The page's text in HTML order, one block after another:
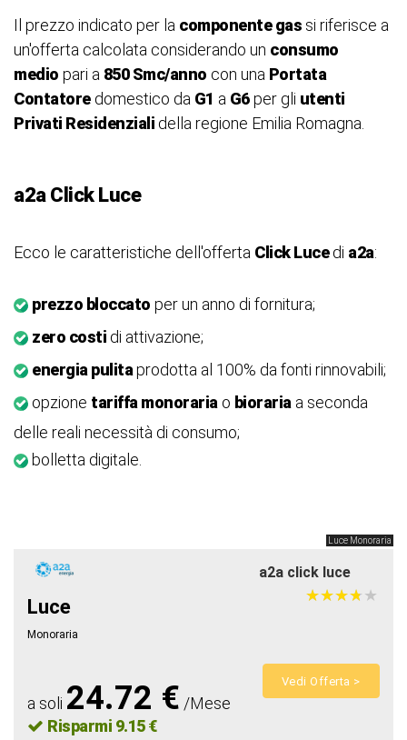
Il prezzo indicato per la componente gas si riferisce a
un'offerta calcolata considerando un consumo
medio pari a 850 Smc/anno con una Portata
Contatoredomestico da G1 a G6per gli utenti
Privati Residenziali della regione Emilia Romagna.
a2a Click Luce
Ecco le caratteristiche dell'offerta Click Lucedi a2a:
prezzo bloccato per un anno di fornitura;
zero costi di attivazione;
energia pulitaprodotta al 100% da fonti rinnovabili;
opzione tariffa monoraria o bioraria a seconda
delle reali necessità di consumo;
bolletta digitale.
Luce Monoraria
a2a click luce
Luce
Monoraria
★★★★★
★★★★★
a soli 24.72 € /Mese
Risparmi 9.15 €
Vedi Offerta >